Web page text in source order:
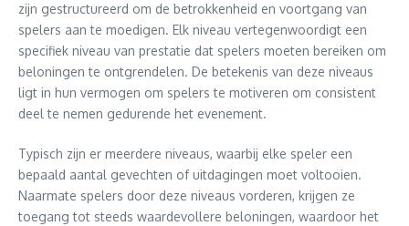
zijn gestructureerd om de betrokkenheid en voortgang van
spelers aan te moedigen. Elk niveau vertegenwoordigt een
specifiek niveau van prestatie dat spelers moeten bereiken om
beloningen te ontgrendelen. De betekenis van deze niveaus
ligt in hun vermogen om spelers te motiveren om consistent
deel te nemen gedurende het evenement.
Typisch zijn er meerdere niveaus, waarbij elke speler een
bepaald aantal gevechten of uitdagingen moet voltooien.
Naarmate spelers door deze niveaus vorderen, krijgen ze
toegang tot steeds waardevollere beloningen, waardoor het